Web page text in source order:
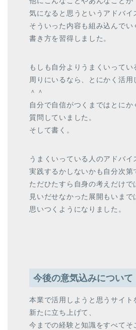
気になると思うというアドバイ
そういった内容も組み込んでい
書き方を習得しました。
もしも自分よりうまくいってい
周りにいるなら、とにかく活用
＾＾
自分で自信がつくまではとにか
質問していました。
そして書く。
うまくいっている人のアドバイ
実践するかしないかも自分次第
ただひたすら自身の考えだけで
見いだせなかった展開もいまで
思いつくようになりました。
今後の意気込みについて
本業で活用しようと思うサイト
新たに立ち上げて、
今までの経験と知識をすべてそ